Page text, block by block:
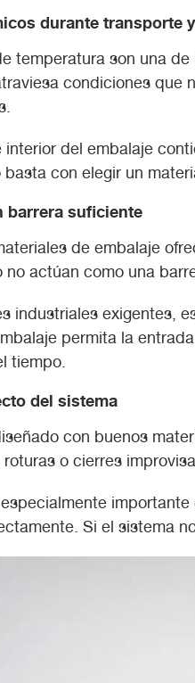
durante transporte
temperatura son una
condiciones que
interior del embalaje
basta con elegir un
barrera suficiente
de embalaje
actúan como una
industriales exigentes,
permita la
tiempo.
del sistema
con buenos
o cierres
Si el sistema